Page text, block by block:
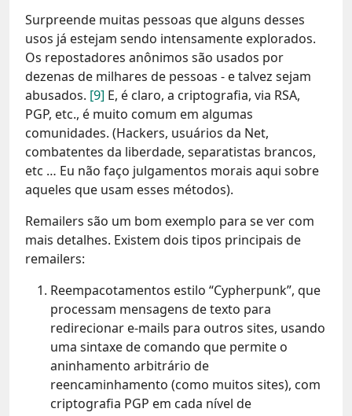
Surpreende muitas pessoas que alguns desses
usos já estejam sendo intensamente explorados.
Os repostadores anônimos são usados ​​por
dezenas de milhares de pessoas - e talvez sejam
abusados. [9] E, é claro, a criptografia, via RSA,
PGP, etc., é muito comum em algumas
comunidades. (Hackers, usuários da Net,
combatentes da liberdade, separatistas brancos,
etc … Eu não faço julgamentos morais aqui sobre
aqueles que usam esses métodos).
Remailers são um bom exemplo para se ver com
mais detalhes. Existem dois tipos principais de
remailers:
Reempacotamentos estilo “Cypherpunk”, que
processam mensagens de texto para
redirecionar e-mails para outros sites, usando
uma sintaxe de comando que permite o
aninhamento arbitrário de
reencaminhamento (como muitos sites), com
criptografia PGP em cada nível de